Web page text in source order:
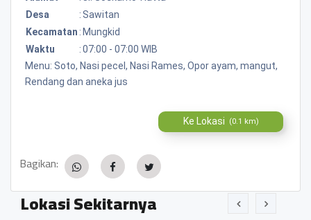
Desa
: Sawitan
Kecamatan : Mungkid
Waktu
:07:00 - 07:00 WIB
Menu: Soto, Nasi pecel, Nasi Rames, Opor ayam, mangut,
Rendang dan aneka jus
Ke Lokasi (0.1 km)
Bagikan:
Lokasi Sekitarnya